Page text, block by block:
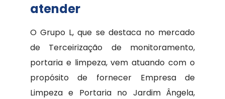
atender
O Grupo L, que se destaca no mercado
de Terceirização de monitoramento,
portaria e limpeza, vem atuando com o
propósito de fornecer Empresa de
Limpeza e Portaria no Jardim Ângela,